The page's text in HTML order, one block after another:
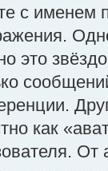
с именем
это
как
От